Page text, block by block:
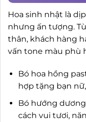
Hoa sinh nhật là
nhưng ấn tượng.
thân, khách hàng
vấn tone màu phù
Bó hoa hồng
hợp tặng bạn
Bó hướng
cách vui tươi,